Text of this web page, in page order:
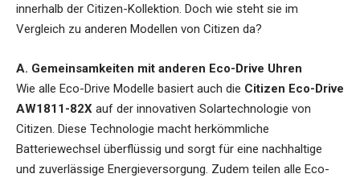
innerhalb der Citizen-Kollektion. Doch wie steht sie im
Vergleich zu anderen Modellen von Citizen da?
A. Gemeinsamkeiten mit anderen Eco-Drive Uhren
Wie alle Eco-Drive Modelle basiert auch die Citizen Eco-Drive
AW1811-82X auf der innovativen Solartechnologie von
Citizen. Diese Technologie macht herkömmliche
Batteriewechsel überflüssig und sorgt für eine nachhaltige
und zuverlässige Energieversorgung. Zudem teilen alle Eco-